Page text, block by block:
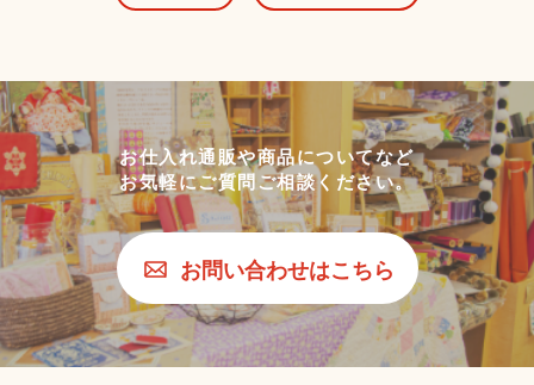
お仕入れ通販や商品についてなど
お気軽にご質問ご相談ください。
お問い合わせはこちら